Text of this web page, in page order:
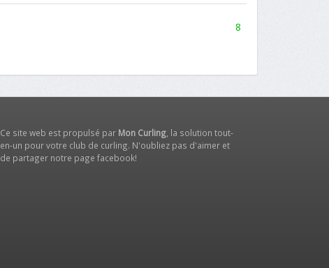
8
Ce site web est propulsé par Mon Curling , la solution tout-
en-un pour votre club de curling. N'oubliez pas d'aimer et
de partager notre page facebook!